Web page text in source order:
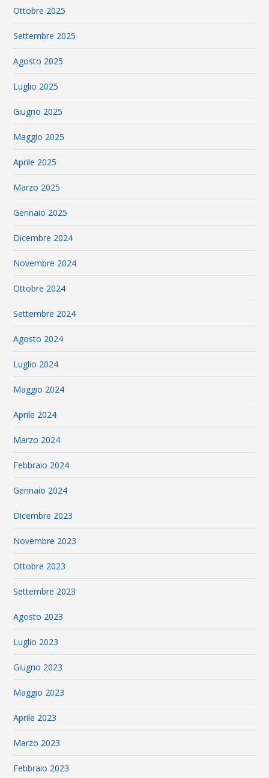
Ottobre 2025
Settembre 2025
Agosto 2025
Luglio 2025
Giugno 2025
Maggio 2025
Aprile 2025
Marzo 2025
Gennaio 2025
Dicembre 2024
Novembre 2024
Ottobre 2024
Settembre 2024
Agosto 2024
Luglio 2024
Maggio 2024
Aprile 2024
Marzo 2024
Febbraio 2024
Gennaio 2024
Dicembre 2023
Novembre 2023
Ottobre 2023
Settembre 2023
Agosto 2023
Luglio 2023
Giugno 2023
Maggio 2023
Aprile 2023
Marzo 2023
Febbraio 2023